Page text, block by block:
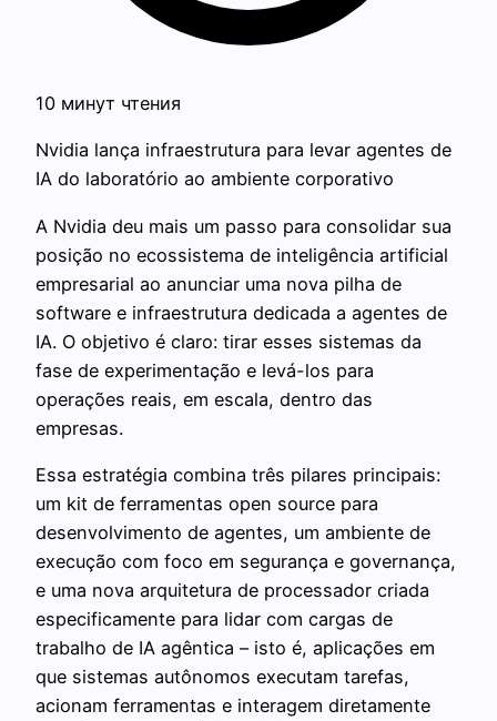
10 минут чтения
Nvidia lança infraestrutura para levar agentes de
IA do laboratório ao ambiente corporativo
A Nvidia deu mais um passo para consolidar sua
posição no ecossistema de inteligência artificial
empresarial ao anunciar uma nova pilha de
software e infraestrutura dedicada a agentes de
IA. O objetivo é claro: tirar esses sistemas da
fase de experimentação e levá-los para
operações reais, em escala, dentro das
empresas.
Essa estratégia combina três pilares principais:
um kit de ferramentas open source para
desenvolvimento de agentes, um ambiente de
execução com foco em segurança e governança,
e uma nova arquitetura de processador criada
especificamente para lidar com cargas de
trabalho de IA agêntica – isto é, aplicações em
que sistemas autônomos executam tarefas,
acionam ferramentas e interagem diretamente